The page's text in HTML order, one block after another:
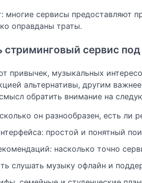
многие сервисы предоставляют
оправданы траты.
стриминговый сервис
привычек, музыкальных
альтернативы, другим
обратить внимание на
он разнообразен, есть ли
простой и понятный
насколько точно
слушать музыку офлайн и